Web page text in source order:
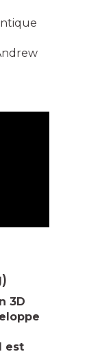
3D
est